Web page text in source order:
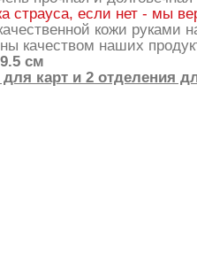
страуса, если нет - мы
кожи руками
качеством наших
см
карт и 2 отделения